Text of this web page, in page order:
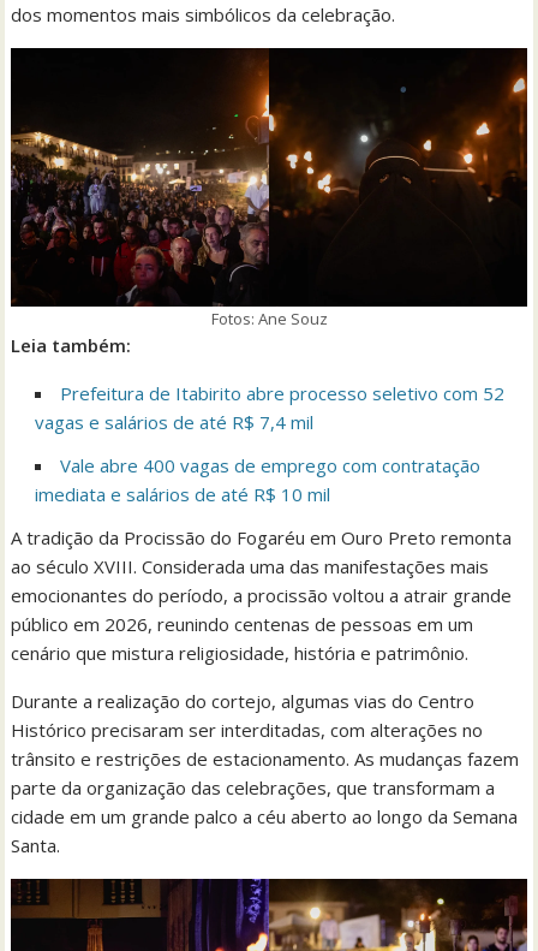
dos momentos mais simbólicos da celebração.
Fotos: Ane Souz
Leia também:
Prefeitura de Itabirito abre processo seletivo com 52
vagas e salários de até R$ 7,4 mil
Vale abre 400 vagas de emprego com contratação
imediata e salários de até R$ 10 mil
A tradição da Procissão do Fogaréu em Ouro Preto remonta
ao século XVIII. Considerada uma das manifestações mais
emocionantes do período, a procissão voltou a atrair grande
público em 2026, reunindo centenas de pessoas em um
cenário que mistura religiosidade, história e patrimônio.
Durante a realização do cortejo, algumas vias do Centro
Histórico precisaram ser interditadas, com alterações no
trânsito e restrições de estacionamento. As mudanças fazem
parte da organização das celebrações, que transformam a
cidade em um grande palco a céu aberto ao longo da Semana
Santa.